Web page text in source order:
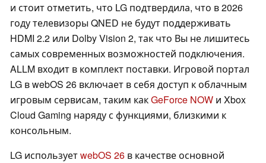
и стоит отметить, что LG подтвердила, что в 2026
году телевизоры QNED не будут поддерживать
HDMI 2.2 или Dolby Vision 2, так что Вы не лишитесь
самых современных возможностей подключения.
ALLM входит в комплект поставки. Игровой портал
LG в webOS 26 включает в себя доступ к облачным
игровым сервисам, таким какGeForce NOW и Xbox
Cloud Gaming наряду с функциями, близкими к
консольным.
LG используетwebOS 26 в качестве основной